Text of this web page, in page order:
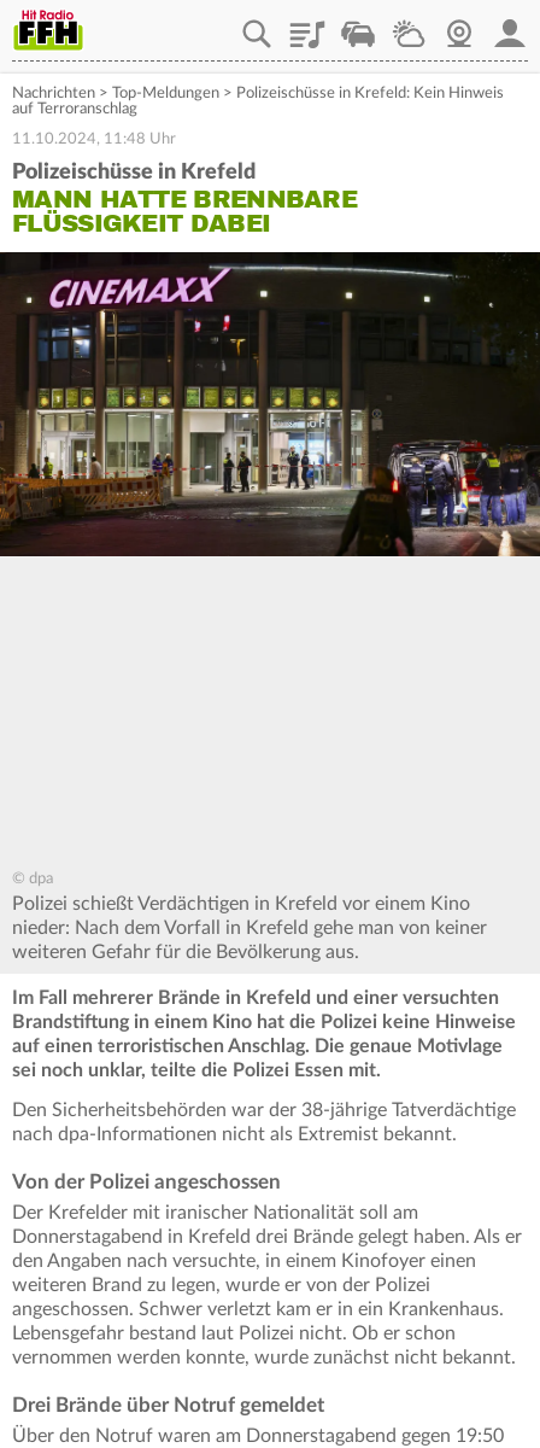
PlaylistStaupilotWetterWebcam
Nachrichten > Top-Meldungen > Polizeischüsse in Krefeld: Kein Hinweis
auf Terroranschlag
11.10.2024, 11:48 Uhr
Polizeischüsse in Krefeld
MANN HATTE BRENNBARE
FLÜSSIGKEIT DABEI
© dpa
Polizei schießt Verdächtigen in Krefeld vor einem Kino
nieder: Nach dem Vorfall in Krefeld gehe man von keiner
weiteren Gefahr für die Bevölkerung aus.
Im Fall mehrerer Brände in Krefeld und einer versuchten
Brandstiftung in einem Kino hat die Polizei keine Hinweise
auf einen terroristischen Anschlag. Die genaue Motivlage
sei noch unklar, teilte die Polizei Essen mit.
Den Sicherheitsbehörden war der 38-jährige Tatverdächtige
nach dpa-Informationen nicht als Extremist bekannt.
Von der Polizei angeschossen
Der Krefelder mit iranischer Nationalität soll am
Donnerstagabend in Krefeld drei Brände gelegt haben. Als er
den Angaben nach versuchte, in einem Kinofoyer einen
weiteren Brand zu legen, wurde er von der Polizei
angeschossen. Schwer verletzt kam er in ein Krankenhaus.
Lebensgefahr bestand laut Polizei nicht. Ob er schon
vernommen werden konnte, wurde zunächst nicht bekannt.
Drei Brände über Notruf gemeldet
Über den Notruf waren am Donnerstagabend gegen 19:50